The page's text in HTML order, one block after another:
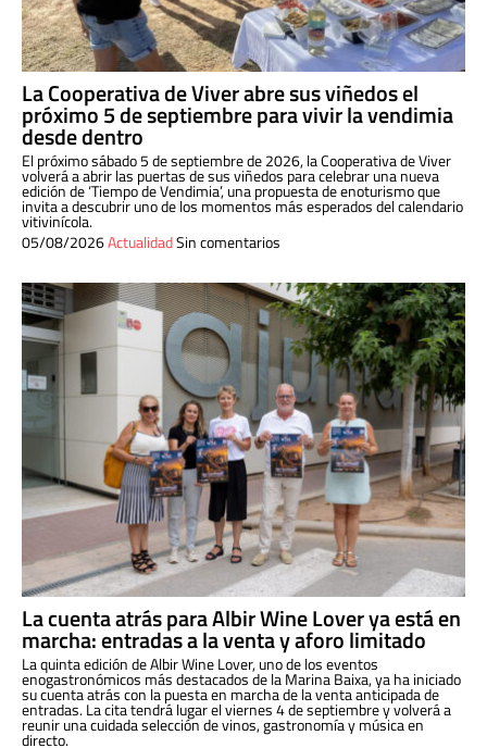
La Cooperativa de Viver abre sus viñedos el
próximo 5 de septiembre para vivir la vendimia
desde dentro
El próximo sábado 5 de septiembre de 2026, la Cooperativa de Viver
volverá a abrir las puertas de sus viñedos para celebrar una nueva
edición de ‘Tiempo de Vendimia’, una propuesta de enoturismo que
invita a descubrir uno de los momentos más esperados del calendario
vitivinícola.
05/08/2026ActualidadSin comentarios
La cuenta atrás para Albir Wine Lover ya está en
marcha: entradas a la venta y aforo limitado
La quinta edición de Albir Wine Lover, uno de los eventos
enogastronómicos más destacados de la Marina Baixa, ya ha iniciado
su cuenta atrás con la puesta en marcha de la venta anticipada de
entradas. La cita tendrá lugar el viernes 4 de septiembre y volverá a
reunir una cuidada selección de vinos, gastronomía y música en
directo.